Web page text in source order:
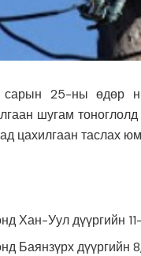
сарын 25-ны өдөр
шугам
цахилгаан таслах
Хан-Уул дүүргийн
Баянзүрх дүүргийн